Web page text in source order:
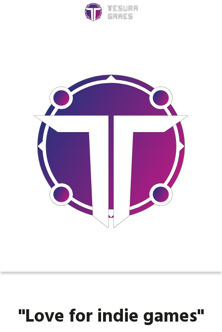
"Love for indie games"
Store
Contacto
Nuestras redes: